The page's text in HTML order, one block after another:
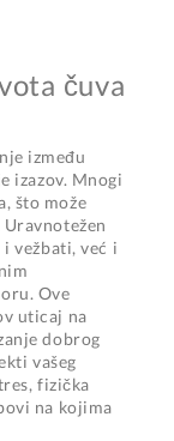
čuva
između
izazov. Mnogi
što može
vežbati, već i
Ove
uticaj na
dobrog
vašeg
fizička
na kojima